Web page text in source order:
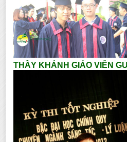
THẦY KHÁNH GIÁO VIÊN